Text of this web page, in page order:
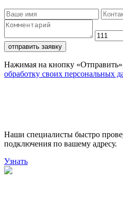
отправить заявку
Нажимая на кнопку
обработку своих персональных
Наши специалисты быстро
подключения по вашему адресу.
Узнать